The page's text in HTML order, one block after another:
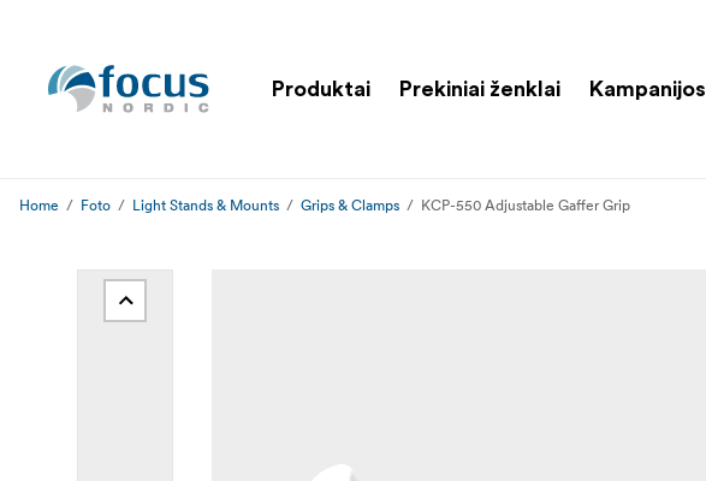
Produktai Prekiniai ženklai Kampanijos
Home Foto Light Stands & Mounts Grips & Clamps KCP-550 Adjustable Gaffer Grip